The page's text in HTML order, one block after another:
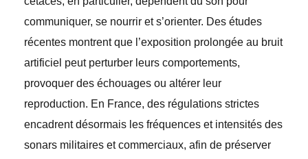
communiquer, se nourrir et s’orienter. Des études
récentes montrent que l’exposition prolongée au bruit
artificiel peut perturber leurs comportements,
provoquer des échouages ou altérer leur
reproduction. En France, des régulations strictes
encadrent désormais les fréquences et intensités des
sonars militaires et commerciaux, afin de préserver